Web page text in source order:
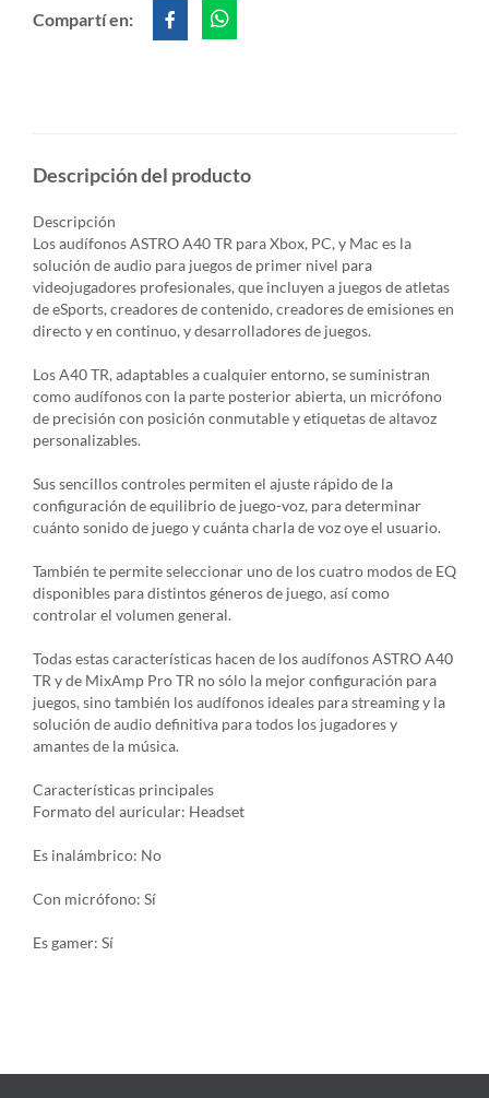
Compartí en:
Descripción del producto
Descripción
Los audífonos ASTRO A40 TR para Xbox, PC, y Mac es la
solución de audio para juegos de primer nivel para
videojugadores profesionales, que incluyen a juegos de atletas
de eSports, creadores de contenido, creadores de emisiones en
directo y en continuo, y desarrolladores de juegos.
Los A40 TR, adaptables a cualquier entorno, se suministran
como audífonos con la parte posterior abierta, un micrófono
de precisión con posición conmutable y etiquetas de altavoz
personalizables.
Sus sencillos controles permiten el ajuste rápido de la
configuración de equilibrio de juego-voz, para determinar
cuánto sonido de juego y cuánta charla de voz oye el usuario.
También te permite seleccionar uno de los cuatro modos de EQ
disponibles para distintos géneros de juego, así como
controlar el volumen general.
Todas estas características hacen de los audífonos ASTRO A40
TR y de MixAmp Pro TR no sólo la mejor configuración para
juegos, sino también los audífonos ideales para streaming y la
solución de audio definitiva para todos los jugadores y
amantes de la música.
Características principales
Formato del auricular: Headset
Es inalámbrico: No
Con micrófono: Sí
Es gamer: Sí